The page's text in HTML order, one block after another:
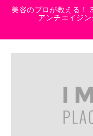
美容のプロが教える！
アンチエイジ